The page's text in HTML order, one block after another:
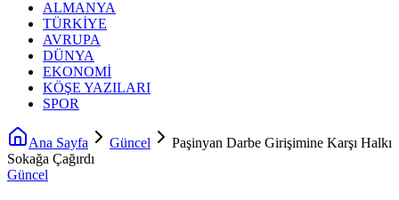
ALMANYA
TÜRKİYE
AVRUPA
DÜNYA
EKONOMİ
KÖŞE YAZILARI
SPOR
Ana Sayfa Güncel
Paşinyan Darbe Girişimine Karşı Halkı
Sokağa Çağırdı
Güncel